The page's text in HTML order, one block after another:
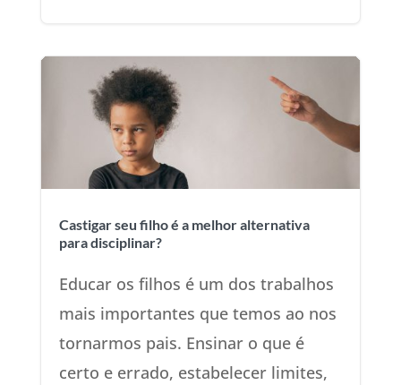
Castigar seu filho é a melhor alternativa
para disciplinar?
Educar os filhos é um dos trabalhos
mais importantes que temos ao nos
tornarmos pais. Ensinar o que é
certo e errado, estabelecer limites,